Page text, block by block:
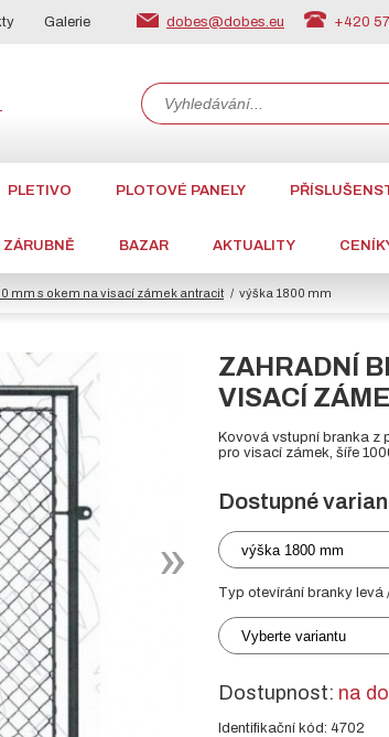
Galerie dobes@dobes.eu +420
PLETIVO PLOTOVÉ PANELY
ZÁRUBNĚ BAZAR AKTUALITY
mm s okem na visací zámek antracit výška 1800 mm
ZAHRADNÍ
VISACÍ
Kovová vstupní branka z
pro visací zámek, šíře
Dostupné
výška 1800 mm
Typ otevírání branky levá
Vyberte variantu
Dostupnost: na
Identifikační kód: 4702